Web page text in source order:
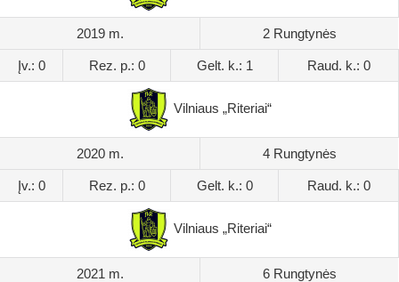
2019 m. 2 Rungtynės
Įv.: 0 Rez. p.: 0 Gelt. k.: 1 Raud. k.: 0
Vilniaus „Riteriai“
2020 m. 4 Rungtynės
Įv.: 0 Rez. p.: 0 Gelt. k.: 0 Raud. k.: 0
Vilniaus „Riteriai“
2021 m. 6 Rungtynės